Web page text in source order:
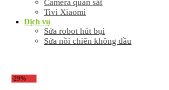
Camera quan sát
Tivi Xiaomi
Dịch vụ
Sửa robot hút bụi
Sửa nồi chiên không dầu
-29%